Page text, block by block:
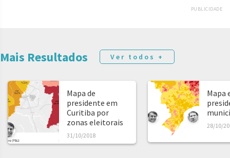
PUBLICIDADE
Mais Resultados Ver todos +
Mapa de
presidente em
Curitiba por
zonas eleitorais
31/10/2018
Mapa
28/10/